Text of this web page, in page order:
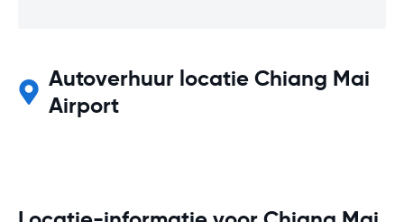
Autoverhuur locatie Chiang Mai
Airport